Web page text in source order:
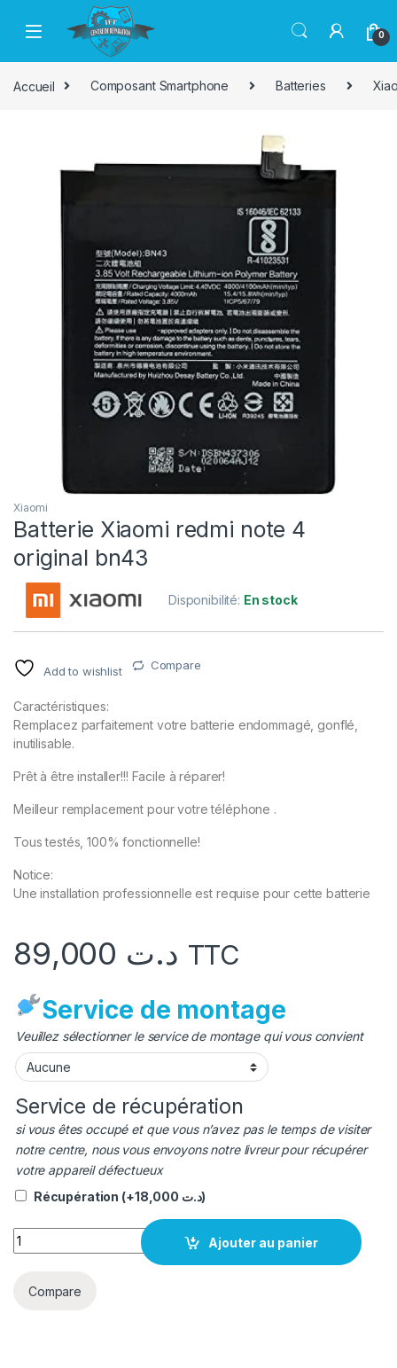
Passer à la navigation
Aller au contenu
0
Accueil Composant Smartphone Batteries
Xiaomi
Batterie Xiaomi redmi note 4
original bn43
Disponibilité: En stock
Add to wishlist Compare
Caractéristiques:
Remplacez parfaitement votre batterie endommagé, gonflé,
inutilisable.
Prêt à être installer!!! Facile à réparer!
Meilleur remplacement pour votre téléphone .
Tous testés, 100% fonctionnelle!
Notice:
Une installation professionnelle est requise pour cette batterie
د.ت TTC
Service de montage
Veuillez sélectionner le service de montage qui vous convient
Service de récupération
si vous êtes occupé et que vous n’avez pas le temps de visiter
notre centre, nous vous envoyons notre livreur pour récupérer
votre appareil défectueux
Récupération (+ د.ت)
quantité Batterie Xiaomi redmi note 4 original bn43
Ajouter au panier
Compare